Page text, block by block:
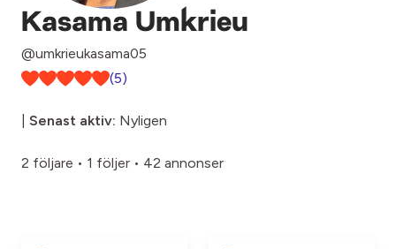
Kasama Umkrieu
@umkrieukasama05
(5)
Senast aktiv: Nyligen
2 följare • 1 följer • 42 annonser